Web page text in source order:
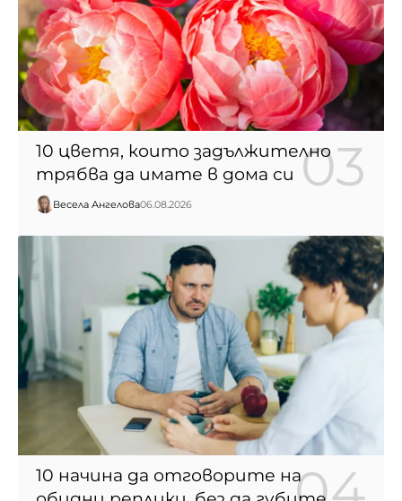
10 цветя, които задължително
трябва да имате в дома си
Весела Ангелова06.08.2026
10 начина да отговорите на